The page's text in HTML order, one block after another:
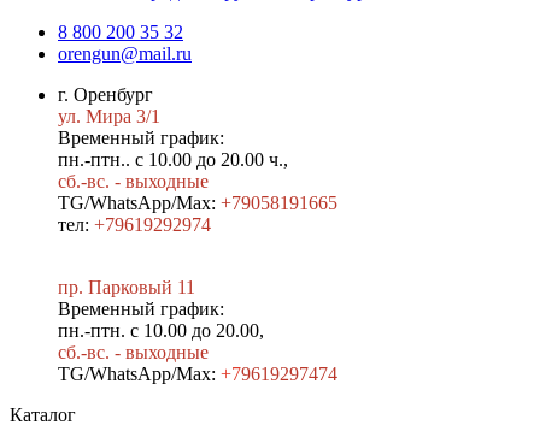
8 800 200 35 32
orengun@mail.ru
г. Оренбург
ул. Мира 3/1
Временный график:
пн.-птн.. с 10.00 до 20.00 ч.,
сб.-вс. - выходные
TG/WhatsApp/Max: +79058191665
тел: +79619292974
пр. Парковый 11
Временный график:
пн.-птн. с 10.00 до 20.00,
сб.-вс. - выходные
TG/WhatsApp/Max: +79619297474
Каталог